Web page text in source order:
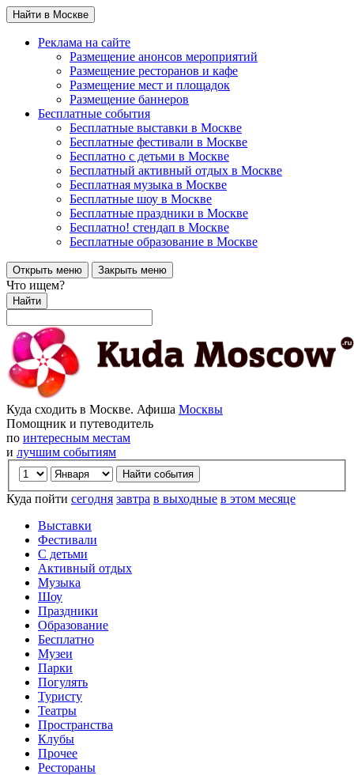
Найти в Москве
Реклама на сайте
Размещение анонсов мероприятий
Размещение ресторанов и кафе
Размещение мест и площадок
Размещение баннеров
Бесплатные события
Бесплатные выставки в Москве
Бесплатные фестивали в Москве
Бесплатно с детьми в Москве
Бесплатный активный отдых в Москве
Бесплатная музыка в Москве
Бесплатные шоу в Москве
Бесплатные праздники в Москве
Бесплатно! стендап в Москве
Бесплатные образование в Москве
Открыть меню Закрыть меню
Что ищем?
Найти
Куда сходить в Москве. Афиша Москвы
Помощник и путеводитель
по интересным местам
и лучшим событиям
Куда пойти сегодня завтра в выходные в этом месяце
Выставки
Фестивали
С детьми
Активный отдых
Музыка
Шоу
Праздники
Образование
Бесплатно
Музеи
Парки
Погулять
Туристу
Театры
Пространства
Клубы
Прочее
Рестораны